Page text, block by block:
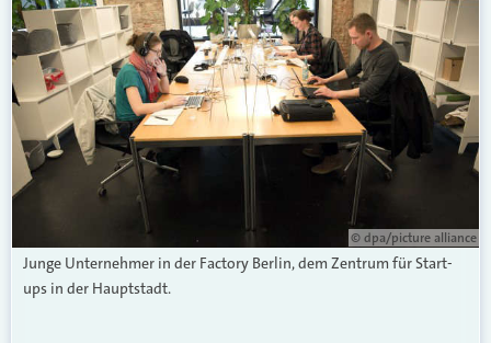
© dpa/picture alliance
Junge Unternehmer in der Factory Berlin, dem Zentrum für Start-
ups in der Hauptstadt.